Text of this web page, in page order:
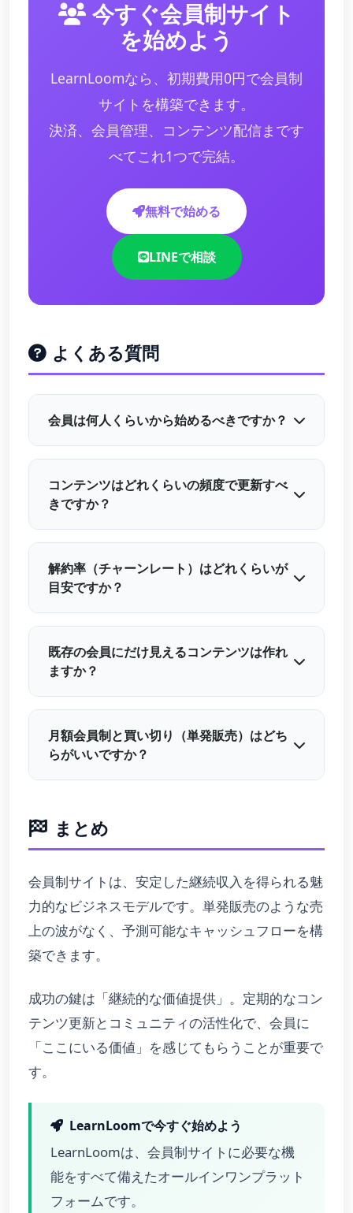
今すぐ会員制サイト
を始めよう
LearnLoomなら、初期費用0円で会員制
サイトを構築できます。
決済、会員管理、コンテンツ配信まです
べてこれ1つで完結。
無料で始める
LINEで相談
よくある質問
会員は何人くらいから始めるべきですか？
コンテンツはどれくらいの頻度で更新すべ
きですか？
解約率（チャーンレート）はどれくらいが
目安ですか？
既存の会員にだけ見えるコンテンツは作れ
ますか？
月額会員制と買い切り（単発販売）はどち
らがいいですか？
まとめ
会員制サイトは、安定した継続収入を得られる魅
力的なビジネスモデルです。単発販売のような売
上の波がなく、予測可能なキャッシュフローを構
築できます。
成功の鍵は「継続的な価値提供」。定期的なコン
テンツ更新とコミュニティの活性化で、会員に
「ここにいる価値」を感じてもらうことが重要で
す。
LearnLoomで今すぐ始めよう
LearnLoomは、会員制サイトに必要な機
能をすべて備えたオールインワンプラット
フォームです。